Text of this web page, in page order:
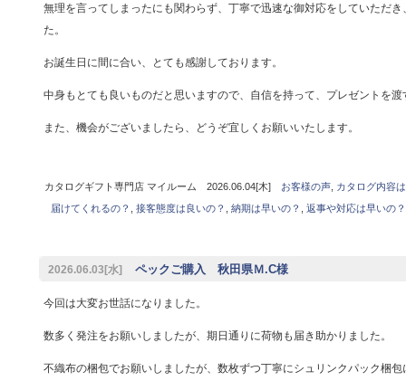
無理を言ってしまったにも関わらず、丁寧で迅速な御対応をしていただ
た。
お誕生日に間に合い、とても感謝しております。
中身もとても良いものだと思いますので、自信を持って、プレゼントを
また、機会がございましたら、どうぞ宜しくお願いいたします。
カタログギフト専門店 マイルーム 2026.06.04[木] お客様の声, カタログ内容
届けてくれるの？
接客態度は良いの？ 納期は早いの？ 返事や対応は早いの？
2026.06.03[水] ペックご購入 秋田県Ｍ.C様
今回は大変お世話になりました。
数多く発注をお願いしましたが、期日通りに荷物も届き助かりました。
不織布の梱包でお願いしましたが、数枚ずつ丁寧にシュリンクパック梱包